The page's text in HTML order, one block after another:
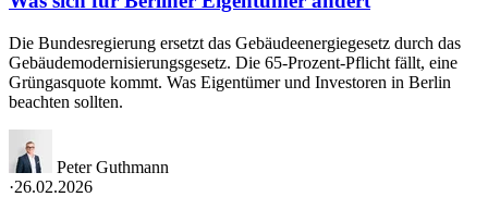
Die Bundesregierung ersetzt das Gebäudeenergiegesetz durch das
Gebäudemodernisierungsgesetz. Die 65-Prozent-Pflicht fällt, eine
Grüngasquote kommt. Was Eigentümer und Investoren in Berlin
beachten sollten.
Peter Guthmann
·26.02.2026